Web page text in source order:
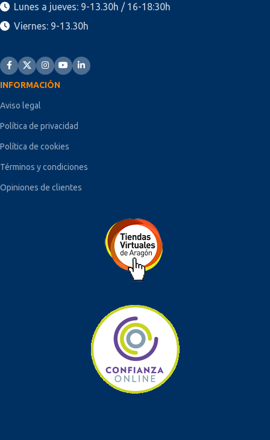
Lunes a jueves: 9-13.30h / 16-18:30h
Viernes: 9-13.30h
INFORMACIÓN
Aviso legal
Política de privacidad
Política de cookies
Términos y condiciones
Opiniones de clientes